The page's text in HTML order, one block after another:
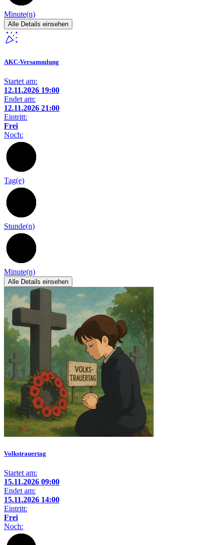
Minute(n)
Alle Details einsehen
AKC-Versammlung
Startet am:
12.11.2026 19:00
Endet am:
12.11.2026 21:00
Eintritt:
Frei
Noch:
Tag(e)
Stunde(n)
Minute(n)
Alle Details einsehen
Volkstrauertag
Startet am:
15.11.2026 09:00
Endet am:
15.11.2026 14:00
Eintritt:
Frei
Noch: